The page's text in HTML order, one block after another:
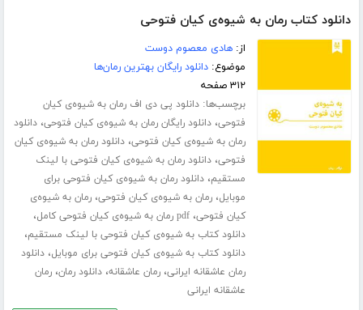
دانلود کتاب رمان به شیوه‌ی کیان فتوحی
از:هادی معصوم دوست
موضوع:دانلود رایگان بهترین رمان‌ها
۳۱۲ صفحه
برچسب‌ها:دانلود پی دی اف رمان به شیوه‌ی کیان
فتوحی،دانلود رایگان رمان به شیوه‌ی کیان فتوحی،دانلود
رمان به شیوه‌ی کیان فتوحی،دانلود رمان به شیوه‌ی کیان
فتوحی،دانلود رمان به شیوه‌ی کیان فتوحی با لینک
مستقیم،دانلود رمان به شیوه‌ی کیان فتوحی برای
موبایل،رمان به شیوه‌ی کیان فتوحی،رمان به شیوه‌ی
کیان فتوحی،pdf رمان به شیوه‌ی کیان فتوحی کامل ،
دانلود کتاب به شیوه‌ی کیان فتوحی با لینک مستقیم،
دانلود کتاب به شیوه‌ی کیان فتوحی برای موبایل،دانلود
رمان عاشقانه ایرانی،رمان عاشقانه،دانلود رمان،رمان
عاشقانه ایرانی